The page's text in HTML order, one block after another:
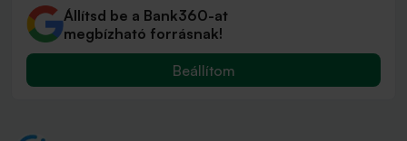
Állítsd be a Bank360-at
megbízható forrásnak!
Beállítom